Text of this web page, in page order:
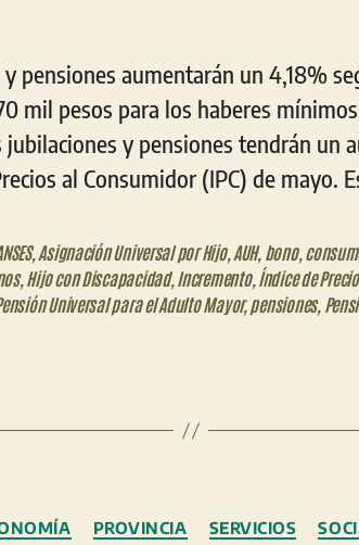
pensiones aumentarán un 4,18%
mil pesos para los haberes
y pensiones tendrán un
al Consumidor (IPC) de mayo.
, Asignación Universal por Hijo, AUH, bono,
, Hijo con Discapacidad, Incremento, Índice de
Universal para el Adulto Mayor,pensiones,
Categorías
PROVINCIA SERVICIOS